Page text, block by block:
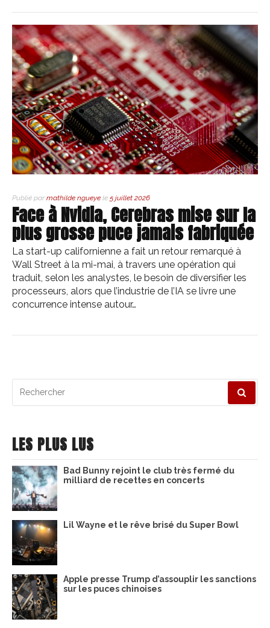
Publié par mathilde ngueye le 5 juillet 2026
Face à Nvidia, Cerebras mise sur la
plus grosse puce jamais fabriquée
La start-up californienne a fait un retour remarqué à
Wall Street à la mi-mai, à travers une opération qui
traduit, selon les analystes, le besoin de diversifier les
processeurs, alors que l’industrie de l’IA se livre une
concurrence intense autour…
pour
LES PLUS LUS
Bad Bunny rejoint le club très fermé du
milliard de recettes en concerts
Lil Wayne et le rêve brisé du Super Bowl
Apple presse Trump d’assouplir les sanctions
sur les puces chinoises